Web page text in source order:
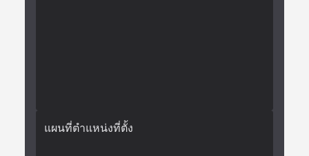
แผนที่ตำแหน่งที่ตั้ง